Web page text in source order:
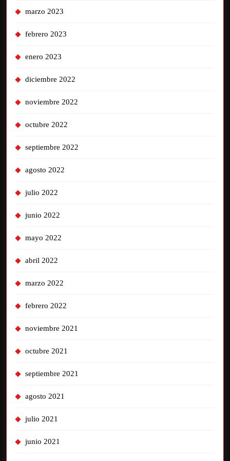
marzo 2023
febrero 2023
enero 2023
diciembre 2022
noviembre 2022
octubre 2022
septiembre 2022
agosto 2022
julio 2022
junio 2022
mayo 2022
abril 2022
marzo 2022
febrero 2022
noviembre 2021
octubre 2021
septiembre 2021
agosto 2021
julio 2021
junio 2021